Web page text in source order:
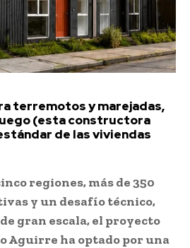
terremotos y marejadas,
(esta constructora
de las viviendas
regiones, más de 350
y un desafío técnico,
gran escala, el proyecto
Aguirre ha optado por una